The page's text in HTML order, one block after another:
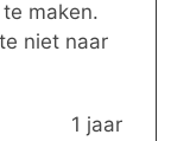
maken.
niet naar
1 jaar